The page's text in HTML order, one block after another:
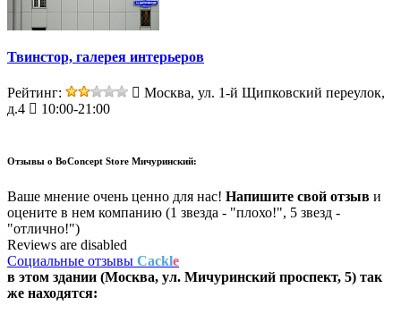
Твинстор, галерея интерьеров
Рейтинг:
Москва, ул. 1-й Щипковский переулок,
д.4
10:00-21:00
Отзывы о BoConcept Store Мичуринский:
Ваше мнение очень ценно для нас! Напишите свой отзыв и
оцените в нем компанию (1 звезда - "плохо!", 5 звезд -
"отлично!")
Reviews are disabled
Социальные отзывы Cackle
в этом здании (Москва, ул. Мичуринский проспект, 5) так
же находятся: